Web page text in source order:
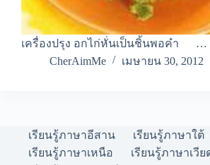
เครื่องปรุง อกไก่หั่นเป็นชิ้นพอคำ …
CherAimMe
เมษายน 30, 2012
เรียนรู้ภาษาอีสาน
เรียนรู้ภาษาใต้
เรียนรู้ภาษาเหนือ
เรียนรู้ภาษาเวี